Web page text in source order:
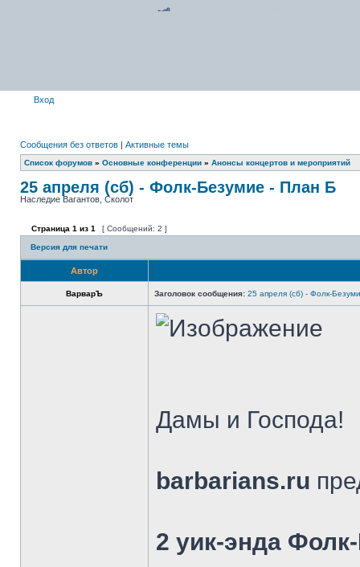
Вход
Сообщения без ответов | Активные темы
Список форумов » Основные конференции » Анонсы концертов и мероприятий
25 апреля (сб) - Фолк-Безумие - План Б
Наследие Вагантов, Сколот
Страница 1 из 1 [ Сообщений: 2 ]
Версия для печати
Автор
ВарварЪ Заголовок сообщения: 25 апреля (сб) - Фолк-
Дамы и Господа!
barbarians.ru
2 уик-энда